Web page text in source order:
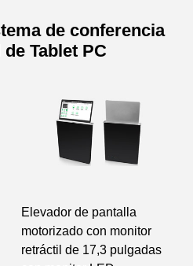
de Mini
2,50Hz
4G
de conferencia
Tablet PC
Elevador de pantalla
motorizado con monitor
retráctil de 17,3 pulgadas